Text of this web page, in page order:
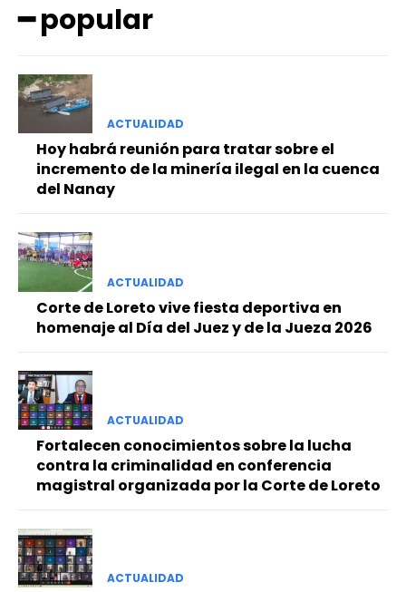
━ Planes
━ popular
ACTUALIDAD
Hoy habrá reunión para tratar sobre el
incremento de la minería ilegal en la cuenca
del Nanay
ACTUALIDAD
Corte de Loreto vive fiesta deportiva en
homenaje al Día del Juez y de la Jueza 2026
ACTUALIDAD
Fortalecen conocimientos sobre la lucha
contra la criminalidad en conferencia
magistral organizada por la Corte de Loreto
ACTUALIDAD